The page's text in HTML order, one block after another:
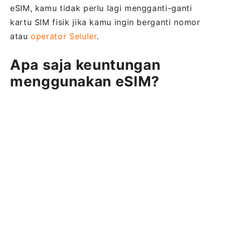
eSIM, kamu tidak perlu lagi mengganti-ganti
kartu SIM fisik jika kamu ingin berganti nomor
atauoperator Seluler.
Apa saja keuntungan
menggunakan eSIM?